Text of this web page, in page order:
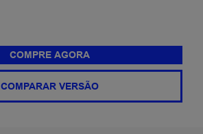
COMPRE AGORA
COMPARAR VERSÃO